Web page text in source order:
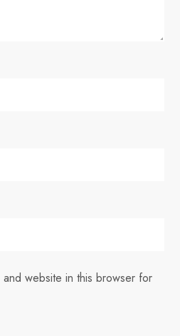
and website in this browser for